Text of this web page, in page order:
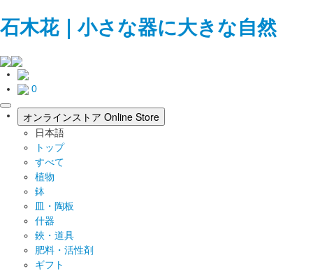
石木花｜小さな器に大きな自然
0
toggle
navigation
オンラインストア Online Store
日本語
トップ
すべて
植物
鉢
皿・陶板
什器
鋏・道具
肥料・活性剤
ギフト